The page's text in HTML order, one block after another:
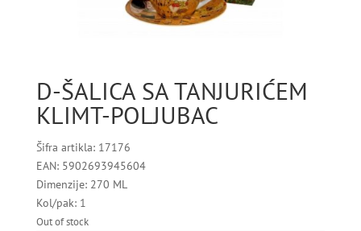
D-ŠALICA SA TANJURIĆEM
KLIMT-POLJUBAC
Šifra artikla: 17176
EAN: 5902693945604
Dimenzije: 270 ML
Kol/pak: 1
Out of stock